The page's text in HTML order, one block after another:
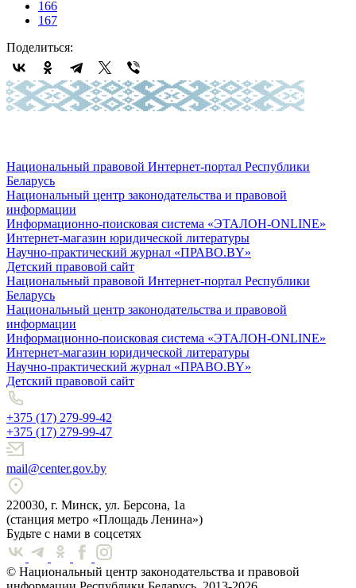
166
167
Поделиться:
Национальный правовой Интернет-портал Республики
Беларусь
Национальный центр законодательства и правовой
информации
Информационно-поисковая система «ЭТАЛОН-ONLINE»
Интернет-магазин юридической литературы
Научно-практический журнал «ПРАВО.BY»
Детский правовой сайт
Национальный правовой Интернет-портал Республики
Беларусь
Национальный центр законодательства и правовой
информации
Информационно-поисковая система «ЭТАЛОН-ONLINE»
Интернет-магазин юридической литературы
Научно-практический журнал «ПРАВО.BY»
Детский правовой сайт
+375 (17) 279-99-42
+375 (17) 279-99-47
mail@center.gov.by
220030, г. Минск, ул. Берсона, 1а
(станция метро «Площадь Ленина»)
Будьте с нами в соцсетях
© Национальный центр законодательства и правовой